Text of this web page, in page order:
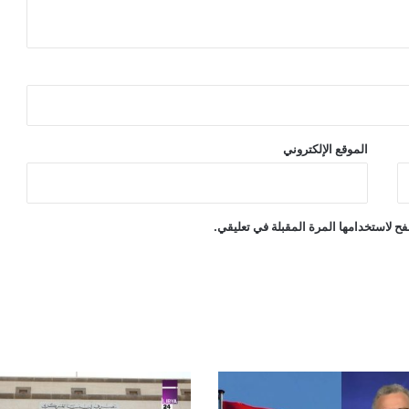
الموقع الإلكتروني
لاستخدامها المرة المقبلة في تعليقي.